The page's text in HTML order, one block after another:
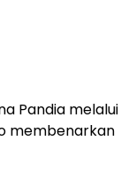
Pandia melalui
membenarkan